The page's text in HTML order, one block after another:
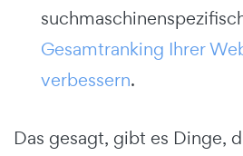
Gesamtranking Ihrer
verbessern.
Das gesagt, gibt es Dinge,